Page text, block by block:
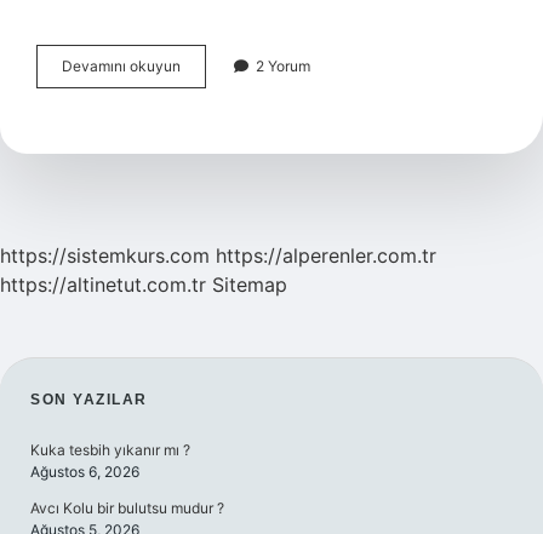
Devamını okuyun Burkulma
Çeşitleri
2 Yorum
https://sistemkurs.com https://alperenler.com.tr
https://altinetut.com.tr Sitemap
SIDEBAR
SON YAZILAR
Kuka tesbih yıkanır mı ?
Ağustos 6, 2026
Avcı Kolu bir bulutsu mudur ?
Ağustos 5, 2026